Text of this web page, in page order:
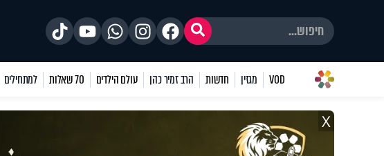
VOD מגזין חדשות הרב זמיר כהן עולם הילדים 70 שאלות למתחילים
X